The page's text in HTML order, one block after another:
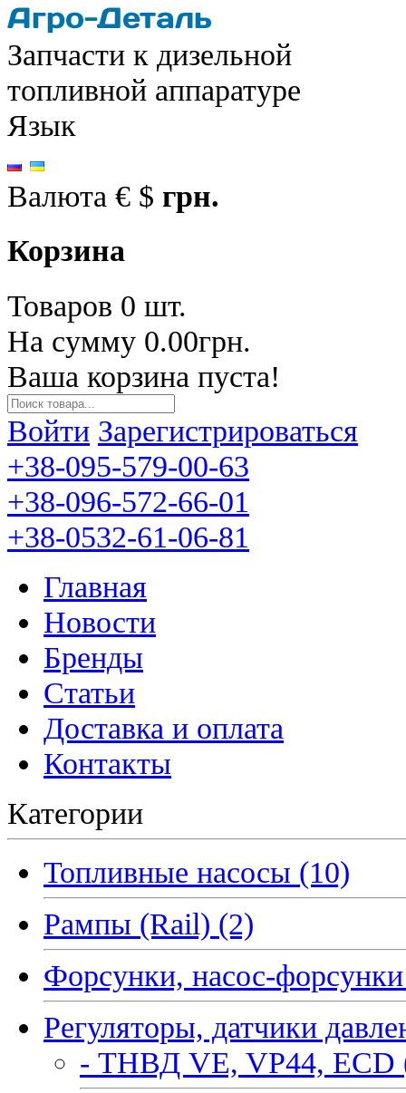
Запчасти к дизельной
топливной аппаратуре
Язык
Валюта € $ грн.
Корзина
Товаров 0 шт.
На сумму 0.00грн.
Ваша корзина пуста!
Войти Зарегистрироваться
+38-095-579-00-63
+38-096-572-66-01
+38-0532-61-06-81
Главная
Новости
Бренды
Статьи
Доставка и оплата
Контакты
Категории
Топливные насосы (10)
Рампы (Rail) (2)
Форсунки, насос-
Регуляторы, датчики
- ТНВД VE, VP44, ECD